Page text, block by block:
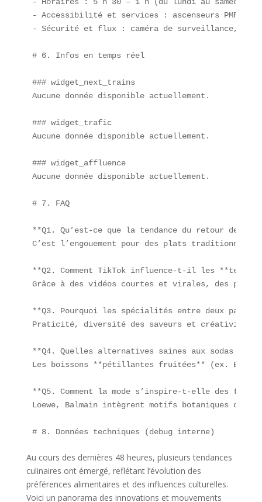
- Accessibilité et services : ascenseurs PMR,
- Sécurité et flux : caméra de surveillance,
# 6. Infos en temps réel
### widget_next_trains
Aucune donnée disponible actuellement.
### widget_trafic
Aucune donnée disponible actuellement.
### widget_affluence
Aucune donnée disponible actuellement.
# 7. FAQ
**Q1. Qu’est-ce que la tendance du retour
C’est l’engouement pour des plats traditionnels
**Q2. Comment TikTok influence-t-il les
Grâce à des vidéos courtes et virales, des plats
**Q3. Pourquoi les spécialités entre deux
Praticité, diversité des saveurs et créativité des
**Q4. Quelles alternatives saines aux sodas
Les boissons **pétillantes fruitées** (ex. Bulles
**Q5. Comment la mode s’inspire-t-elle des
Loewe, Balmain intègrent motifs botaniques
Au cours des dernières 48 heures, plusieurs tendances
culinaires ont émergé, reflétant l’évolution des
préférences alimentaires et des influences culturelles.
Voici un panorama des innovations et mouvements